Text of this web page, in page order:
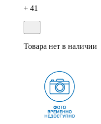
+ 41
Товара нет в наличии